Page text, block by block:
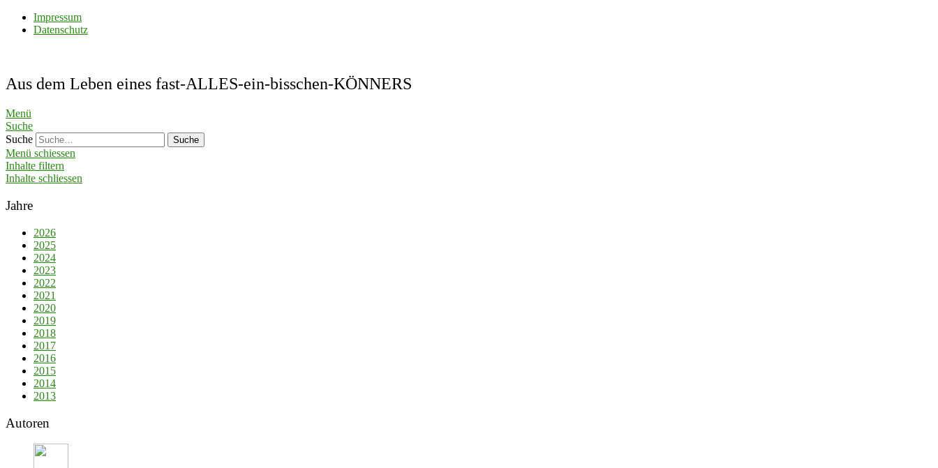
Impressum
Datenschutz
Aus dem Leben eines fast-ALLES-ein-bisschen-KÖNNERS
Menü
Suche
Suche
Menü schiessen
Inhalte filtern
Inhalte schliessen
Jahre
2026
2025
2024
2023
2022
2021
2020
2019
2018
2017
2016
2015
2014
2013
Autoren